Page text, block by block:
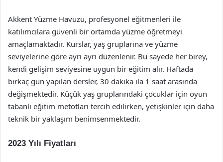
Akkent Yüzme Havuzu, profesyonel eğitmenleri ile
katılımcılara güvenli bir ortamda yüzme öğretmeyi
amaçlamaktadır. Kurslar, yaş gruplarına ve yüzme
seviyelerine göre ayrı ayrı düzenlenir. Bu sayede her birey,
kendi gelişim seviyesine uygun bir eğitim alır. Haftada
birkaç gün yapılan dersler, 30 dakika ila 1 saat arasında
değişmektedir. Küçük yaş gruplarındaki çocuklar için oyun
tabanlı eğitim metotları tercih edilirken, yetişkinler için daha
teknik bir yaklaşım benimsenmektedir.
2023 Yılı Fiyatları